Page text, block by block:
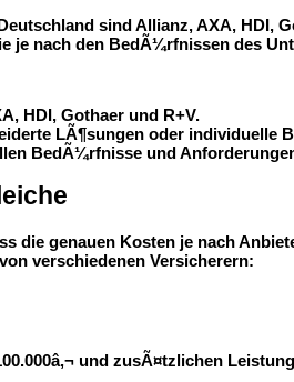
sind Allianz, AXA, HDI,
nach den BedÃ¼rfnissen des
HDI, Gothaer und R+V.
LÃ¶sungen oder individuelle
BedÃ¼rfnisse und
genauen Kosten je nach
verschiedenen Versicherern:
und zusÃ¤tzlichen